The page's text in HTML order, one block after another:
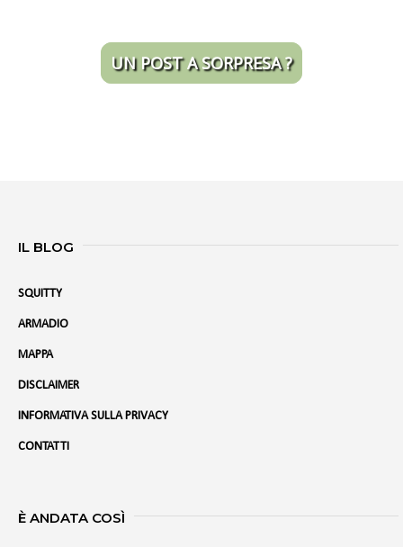
UN POST A SORPRESA ?
IL BLOG
SQUITTY
ARMADIO
MAPPA
DISCLAIMER
INFORMATIVA SULLA PRIVACY
CONTATTI
È ANDATA COSÌ